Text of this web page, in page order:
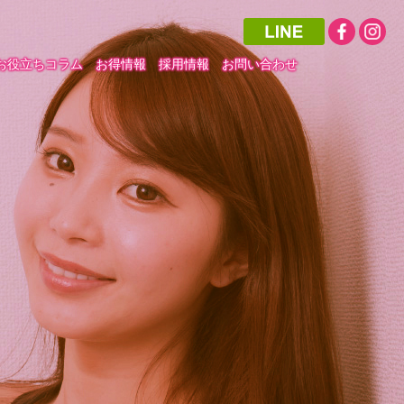
役立ちコラム お得情報 採用情報 お問い合わせ